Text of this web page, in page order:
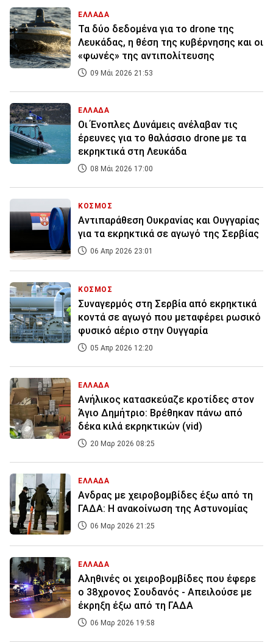
ΕΛΛΑΔΑ
Τα δύο δεδομένα για το drone της
Λευκάδας, η θέση της κυβέρνησης και οι
«φωνές» της αντιπολίτευσης
09 Μάι 2026 21:53
ΕΛΛΑΔΑ
Οι Ένοπλες Δυνάμεις ανέλαβαν τις
έρευνες για το θαλάσσιο drone με τα
εκρηκτικά στη Λευκάδα
08 Μάι 2026 17:00
ΚΟΣΜΟΣ
Αντιπαράθεση Ουκρανίας και Ουγγαρίας
για τα εκρηκτικά σε αγωγό της Σερβίας
06 Απρ 2026 23:01
ΚΟΣΜΟΣ
Συναγερμός στη Σερβία από εκρηκτικά
κοντά σε αγωγό που μεταφέρει ρωσικό
φυσικό αέριο στην Ουγγαρία
05 Απρ 2026 12:20
ΕΛΛΑΔΑ
Ανήλικος κατασκεύαζε κροτίδες στον
Άγιο Δημήτριο: Βρέθηκαν πάνω από
δέκα κιλά εκρηκτικών (vid)
20 Μαρ 2026 08:25
ΕΛΛΑΔΑ
Ανδρας με χειροβομβίδες έξω από τη
ΓΑΔΑ: Η ανακοίνωση της Αστυνομίας
06 Μαρ 2026 21:25
ΕΛΛΑΔΑ
Αληθινές οι χειροβομβίδες που έφερε
ο 38χρονος Σουδανός - Απειλούσε με
έκρηξη έξω από τη ΓΑΔΑ
06 Μαρ 2026 19:58